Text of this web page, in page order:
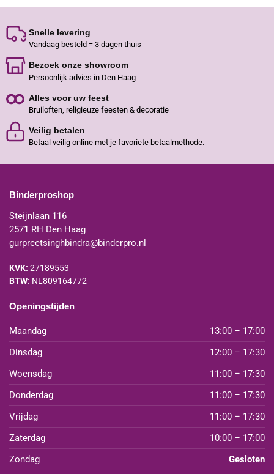
Snelle levering
Vandaag besteld = 3 dagen thuis
Bezoek onze showroom
Persoonlijk advies in Den Haag
Alles voor uw feest
Bruiloften, religieuze feesten & decoratie
Veilig betalen
Betaal veilig online met je favoriete betaalmethode.
Binderproshop
Steijnlaan 116
2571 RH Den Haag
gurpreetsinghbindra@binderpro.nl
KVK: 27189553
BTW: NL809164772
Openingstijden
Maandag
13:00 – 17:00
Dinsdag
12:00 – 17:30
Woensdag
11:00 – 17:30
Donderdag
11:00 – 17:30
Vrijdag
11:00 – 17:30
Zaterdag
10:00 – 17:00
Zondag
Gesloten